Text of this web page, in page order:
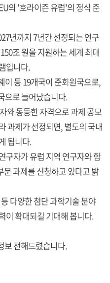
의 '호라이즌 유럽'의 정식 준
년까지 7년간 선정되는 연구
조 원을 지원하는 세계 최대
입니다.
이 등 19개국이 준회원국으로,
으로 늘어났습니다.
와 동등한 자격으로 과제 공모
과제가 선정되면, 별도의 국내
됩니다.
구자가 유럽 지역 연구자와 함
과제를 신청하고 있다고 밝
다양한 첨단 과학기술 분야
이 확대되길 기대해 봅니다.
보 전해드렸습니다.